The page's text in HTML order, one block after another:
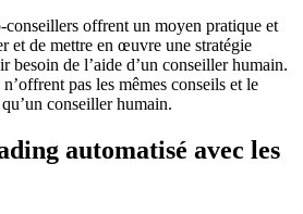
conseillers offrent un moyen pratique et
et de mettre en œuvre une stratégie
besoin de l’aide d’un conseiller humain.
pas les mêmes conseils et le
conseiller humain.
automatisé avec les